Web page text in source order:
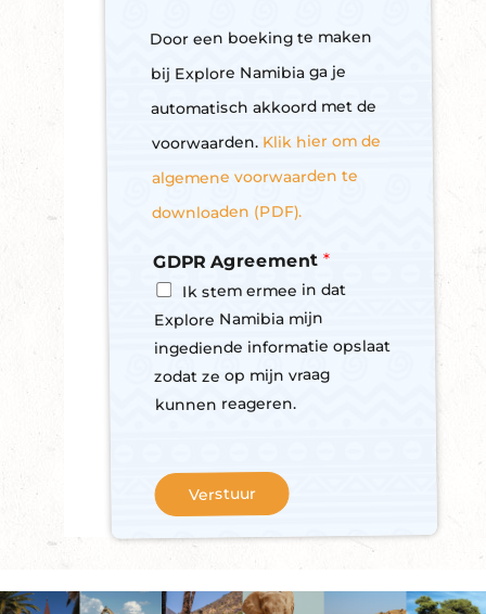
b
e
o
u
r
e
s
l
t
t
e
Door een boeking te maken
bij Explore Namibia ga je
automatisch akkoord met de
voorwaarden. Klik hier om de
algemene voorwaarden te
downloaden (PDF).
GDPR Agreement*
Ik stem ermee in dat
Explore Namibia mijn
ingediende informatie opslaat
zodat ze op mijn vraag
kunnen reageren.
Verstuur